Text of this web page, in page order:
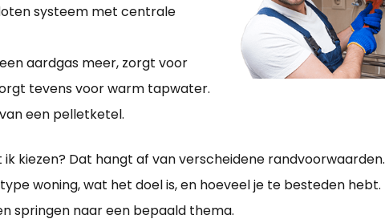
systeem met centrale
aardgas meer, zorgt voor
tevens voor warm tapwater.
een pelletketel.
kiezen? Dat hangt af van verscheidene randvoorwaarden.
woning, wat het doel is, en hoeveel je te besteden hebt.
springen naar een bepaald thema.